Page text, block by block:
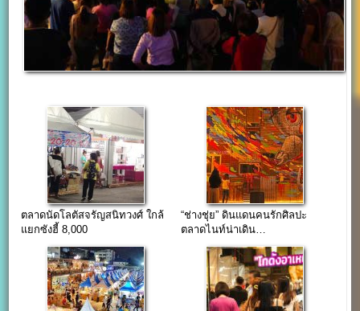
ตลาดนัดโลตัสจรัญสนิทวงศ์ ใกล้
แยกซังฮี้ 8,000
“ช่างชุ่ย” ดินแดนคนรักศิลปะ
ตลาดไนท์น่าเดิน…